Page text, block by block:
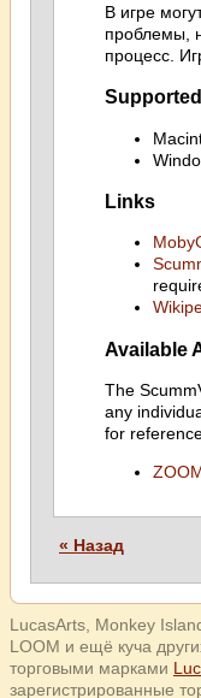
В игре
проблемы,
процесс.
Links
Available
The
any
for
« Назад
LucasArts, Monkey
LOOM и ещё куча
торговыми марками
зарегистрированные